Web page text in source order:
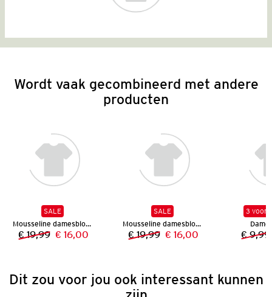
Wordt vaak gecombineerd met andere
producten
SALE
Mousseline damesblouse
Vorige prijs:
€ 19,99 Nieuwe prijs:
€ 16,00
SALE
Mousseline damesblouse
Vorige prijs:
€ 19,99 Nieuwe prijs:
€ 16,00
3 voor
€ 9,99
Dit zou voor jou ook interessant kunnen